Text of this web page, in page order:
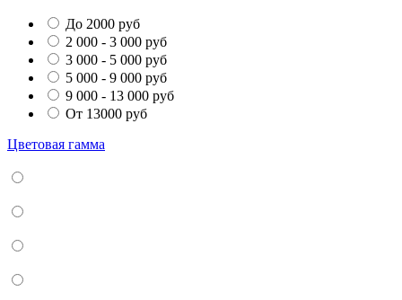
До 2000 руб
2 000 - 3 000 руб
3 000 - 5 000 руб
5 000 - 9 000 руб
9 000 - 13 000 руб
От 13000 руб
Цветовая гамма